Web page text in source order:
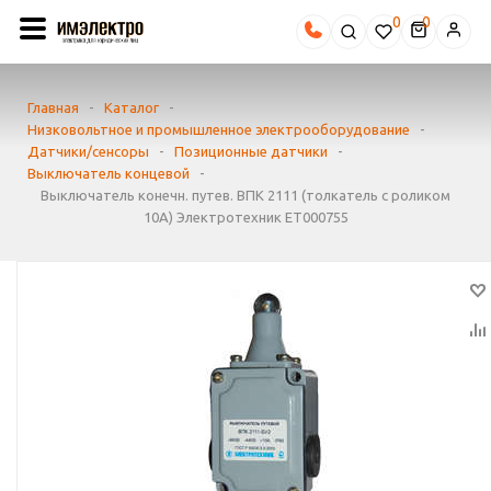
0
Главная - Каталог
-
Низковольтное и промышленное электрооборудование
-
Датчики/сенсоры
- Позиционные датчики
-
Выключатель концевой
-
Выключатель конечн. путев. ВПК 2111 (толкатель с роликом
10A) Электротехник ET000755